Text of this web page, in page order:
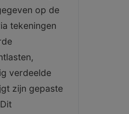
op de
tekeningen
verdeelde
zijn gepaste